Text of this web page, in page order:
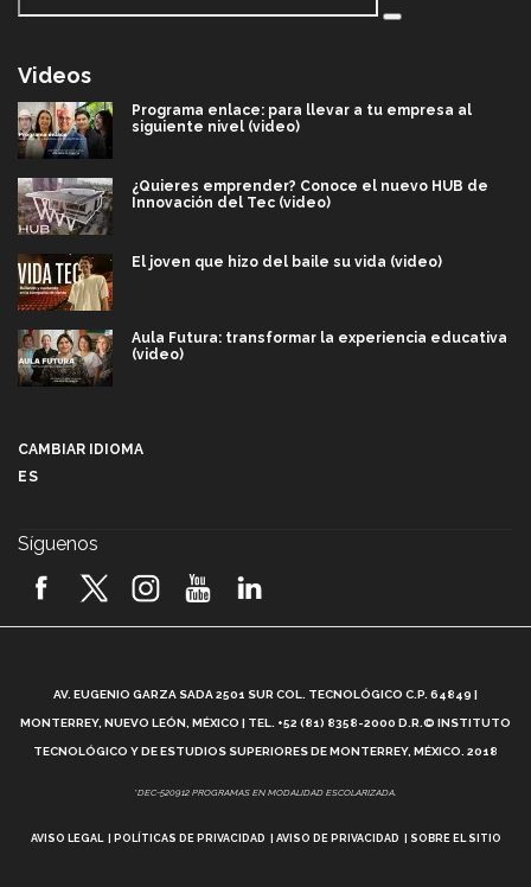
Videos
Programa enlace: para llevar a tu empresa al
siguiente nivel (video)
¿Quieres emprender? Conoce el nuevo HUB de
Innovación del Tec (video)
El joven que hizo del baile su vida (video)
Aula Futura: transformar la experiencia educativa
(video)
2026! (video)
¿Cómo es el Modelo Educativo Tec? (video)
Vida Tec: Feminismo e Inteligencia Artificial, Paola
CAMBIAR IDIOMA
ES
Síguenos
AV. EUGENIO GARZA SADA 2501 SUR COL. TECNOLÓGICO C.P. 64849 |
MONTERREY, NUEVO LEÓN, MÉXICO | TEL. +52 (81) 8358-2000 D.R.© INSTITUTO
TECNOLÓGICO Y DE ESTUDIOS SUPERIORES DE MONTERREY, MÉXICO. 2018
*DEC-520912 PROGRAMAS EN MODALIDAD ESCOLARIZADA.
AVISO LEGAL POLÍTICAS DE PRIVACIDAD AVISO DE PRIVACIDAD SOBRE EL SITIO